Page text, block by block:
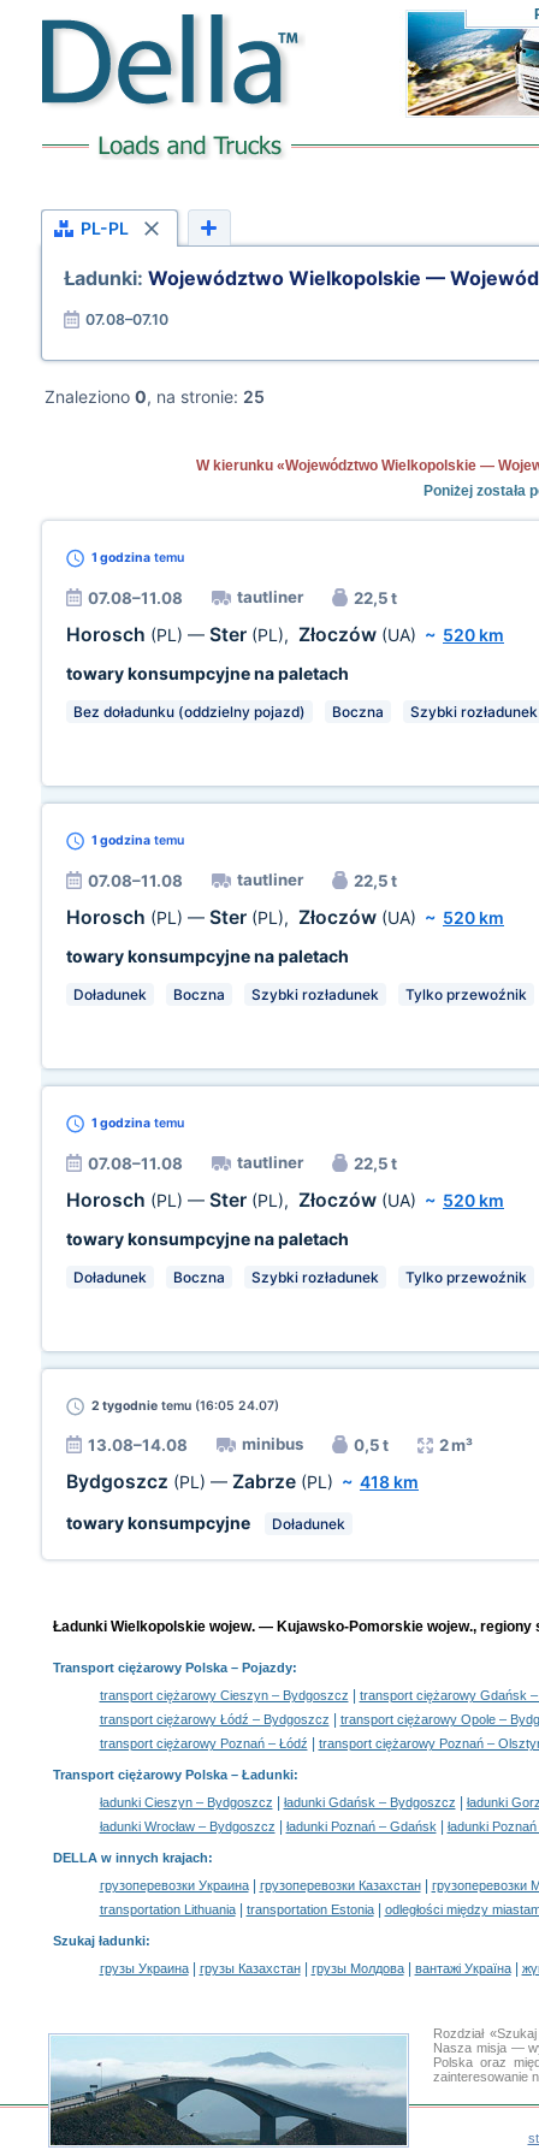
PL-PL
Ładunki: Województwo Wielkopolskie —
07.08–07.10
Znaleziono 0, na stronie: 25
W kierunku «Województwo Wielkopolskie —
Poniżej została
1 godzina temu
07.08–11.08 tautliner 22,5 t
Horosch (PL) — Ster (PL), Złoczów (UA) ~ 520 km
towary konsumpcyjne na paletach
Bez doładunku (oddzielny pojazd) Boczna Szybki rozładunek
1 godzina temu
07.08–11.08 tautliner 22,5 t
Horosch (PL) — Ster (PL), Złoczów (UA) ~ 520 km
towary konsumpcyjne na paletach
Doładunek Boczna Szybki rozładunek Tylko przewoźnik
1 godzina temu
07.08–11.08 tautliner 22,5 t
Horosch (PL) — Ster (PL), Złoczów (UA) ~ 520 km
towary konsumpcyjne na paletach
Doładunek Boczna Szybki rozładunek Tylko przewoźnik
2 tygodnie temu (16:05 24.07)
13.08–14.08 minibus 0,5 t 2 m³
Bydgoszcz (PL) — Zabrze (PL) ~ 418 km
towary konsumpcyjne
Doładunek
Ładunki Wielkopolskie wojew. — Kujawsko-Pomorskie wojew., regiony
Transport ciężarowy Polska– Pojazdy:
transport ciężarowy Cieszyn – Bydgoszcz
transport ciężarowy Gdańsk
transport ciężarowy Łódź – Bydgoszcz
transport ciężarowy Opole –
transport ciężarowy Poznań – Łódź
transport ciężarowy Poznań –
Transport ciężarowy Polska – Ładunki:
ładunki Cieszyn – Bydgoszcz
ładunki Gdańsk – Bydgoszcz
ładunki
ładunki Wrocław – Bydgoszcz
ładunki Poznań – Gdańsk| ładunki
DELLA w innych krajach:
грузоперевозки Украина| грузоперевозки Казахстан|
грузоперевозки
transportation Lithuania| transportation Estonia| odległości między
Szukaj ładunki:
грузы Украина| грузы Казахстан| грузы Молдова| вантажі Україна|
Rozdział
Nasza misja —
Polska oraz
zainteresowanie